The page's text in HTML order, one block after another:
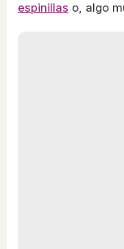
espinillas o, algo